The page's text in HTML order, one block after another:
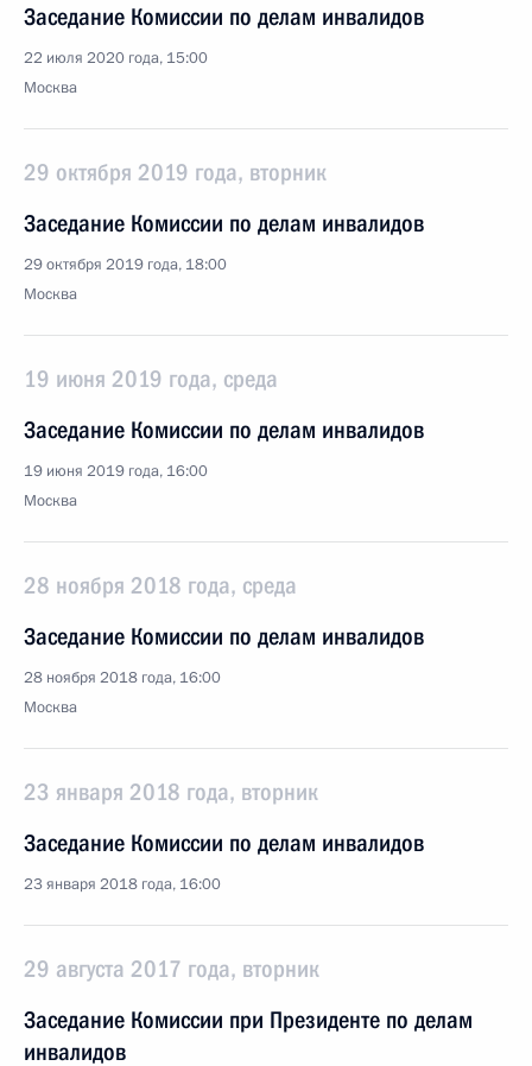
Заседание Комиссии по делам инвалидов
22 июля 2020 года, 15:00
Москва
29 октября 2019 года, вторник
Заседание Комиссии по делам инвалидов
29 октября 2019 года, 18:00
Москва
19 июня 2019 года, среда
Заседание Комиссии по делам инвалидов
19 июня 2019 года, 16:00
Москва
28 ноября 2018 года, среда
Заседание Комиссии по делам инвалидов
28 ноября 2018 года, 16:00
Москва
23 января 2018 года, вторник
Заседание Комиссии по делам инвалидов
23 января 2018 года, 16:00
29 августа 2017 года, вторник
Заседание Комиссии при Президенте по делам
инвалидов